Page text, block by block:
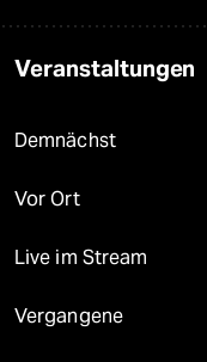
Veranstaltungen
Demnächst
Vor Ort
Live im Stream
Vergangene